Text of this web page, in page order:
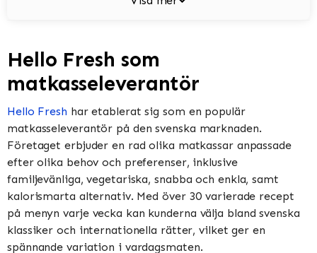
Hello Fresh som
matkasseleverantör
Hello Fresh har etablerat sig som en populär
matkasseleverantör på den svenska marknaden.
Företaget erbjuder en rad olika matkassar anpassade
efter olika behov och preferenser, inklusive
familjevänliga, vegetariska, snabba och enkla, samt
kalorismarta alternativ. Med över 30 varierade recept
på menyn varje vecka kan kunderna välja bland svenska
klassiker och internationella rätter, vilket ger en
spännande variation i vardagsmaten.